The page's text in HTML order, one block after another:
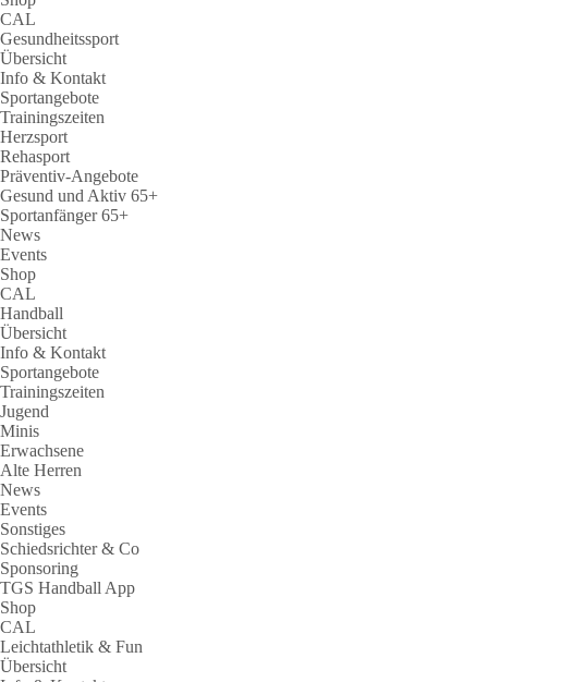
CAL
Gesundheitssport
Übersicht
Info & Kontakt
Sportangebote
Trainingszeiten
Herzsport
Rehasport
Präventiv-Angebote
Gesund und Aktiv 65+
Sportanfänger 65+
News
Events
Shop
CAL
Handball
Übersicht
Info & Kontakt
Sportangebote
Trainingszeiten
Jugend
Minis
Erwachsene
Alte Herren
News
Events
Sonstiges
Schiedsrichter & Co
Sponsoring
TGS Handball App
Shop
CAL
Leichtathletik & Fun
Übersicht